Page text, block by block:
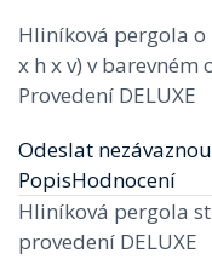
Hliníková pergola o
x h x v) v barevném
Provedení DELUXE
Odeslat
PopisHodnocení
Hliníková pergola
provedení DELUXE